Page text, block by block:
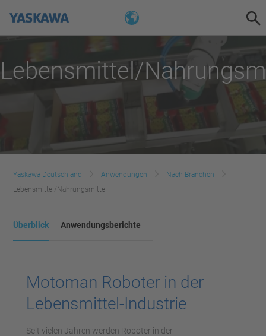
Lebensmittel/
Yaskawa Deutschland Anwendungen
Nach Branchen
Lebensmittel/Nahrungsmittel
Überblick Anwendungsberichte
Motoman Roboter in der
Lebensmittel-Industrie
Seit vielen Jahren werden Roboter in der